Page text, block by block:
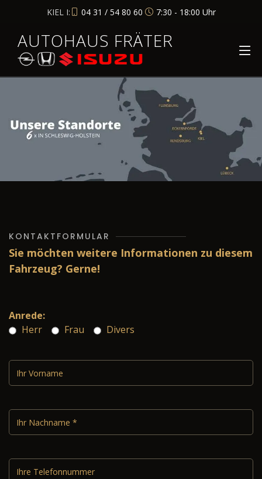
KIEL I: 04 31 / 54 80 60 7:30 - 18:00 Uhr
AUTOHAUS FRÄTER
KONTAKTFORMULAR
Sie möchten weitere Informationen zu diesem
Fahrzeug? Gerne!
Anrede:
Herr
Frau Divers